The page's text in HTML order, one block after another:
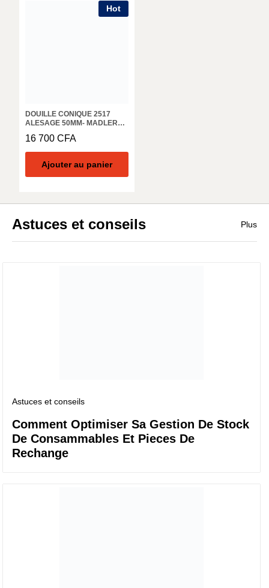
Hot
DOUILLE CONIQUE 2517
ALESAGE 50MM- MADLER
16 700CFA
Ajouter au panier
Astuces et conseils Plus
Astuces et conseils
Comment Optimiser Sa Gestion De Stock
De Consammables Et Pieces De
Rechange